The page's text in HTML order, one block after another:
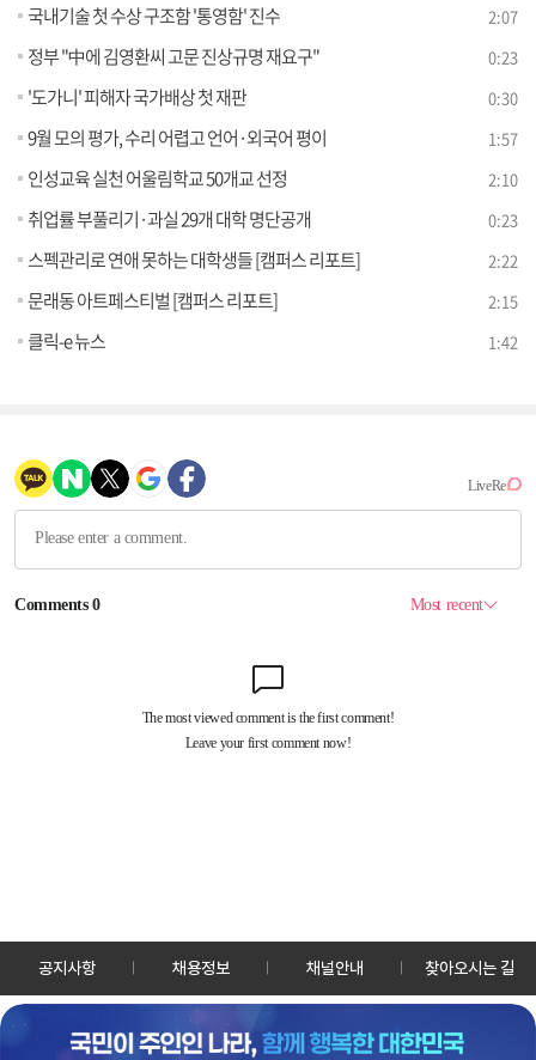
국내기술 첫 수상 구조함 '통영함' 진수 2:07
정부 "中에 김영환씨 고문 진상규명 재요구" 0:23
'도가니' 피해자 국가배상 첫 재판 0:30
9월 모의 평가, 수리 어렵고 언어·외국어 평이 1:57
인성교육 실천 어울림학교 50개교 선정 2:10
취업률 부풀리기·과실 29개 대학 명단공개 0:23
스펙관리로 연애 못하는 대학생들 [캠퍼스 리포트] 2:22
문래동 아트페스티벌 [캠퍼스 리포트] 2:15
클릭-e 뉴스 1:42
공지사항 채용정보 채널안내 찾아오시는 길
30128 세종특별자치시 정부2청사로 13 한국정책방송원 KTV
TEL: 044-204-8000